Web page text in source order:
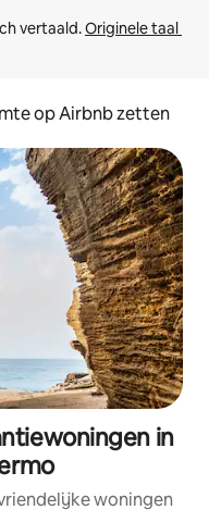
vertaald. Originele taal
op Airbnb zetten
in
woningen